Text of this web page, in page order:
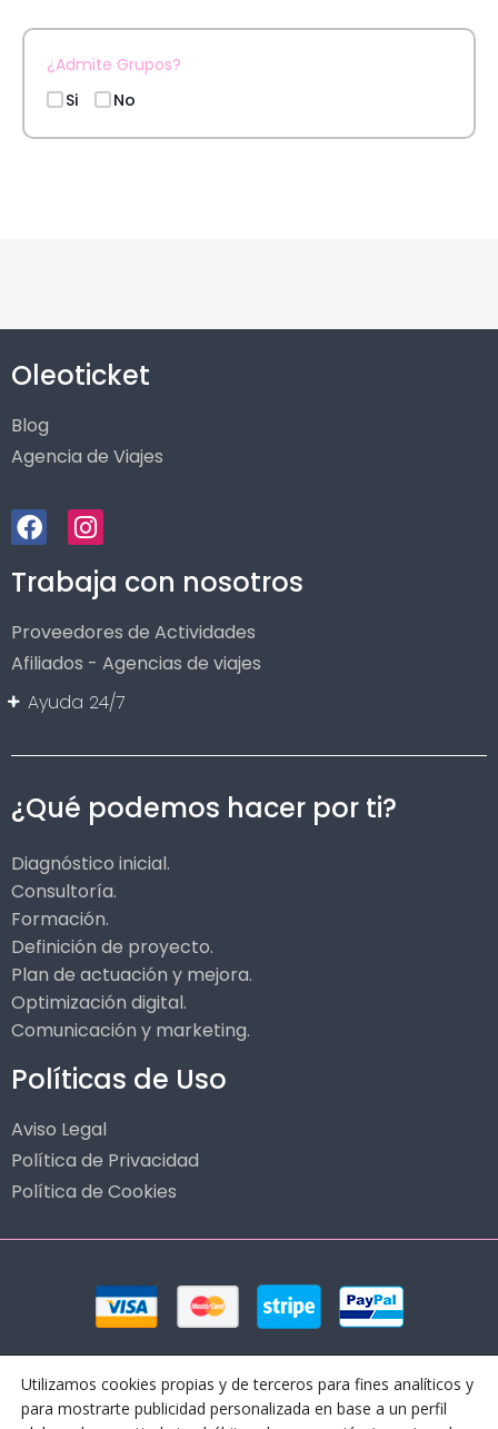
¿Admite Grupos?
Si
No
Oleoticket
Blog
Agencia de Viajes
Trabaja con nosotros
Proveedores de Actividades
Afiliados - Agencias de viajes
Ayuda 24/7
¿Qué podemos hacer por ti?
Diagnóstico inicial.
Consultoría.
Formación.
Definición de proyecto.
Plan de actuación y mejora.
Optimización digital.
Comunicación y marketing.
Políticas de Uso
Aviso Legal
Política de Privacidad
Política de Cookies
Utilizamos cookies propias y de terceros para fines analíticos y
para mostrarte publicidad personalizada en base a un perfil